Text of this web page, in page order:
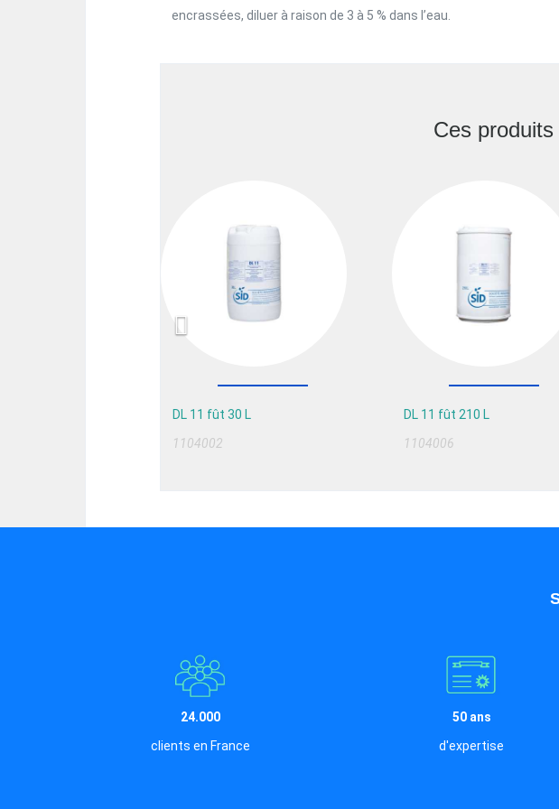
encrassées, diluer à raison de 3 à 5 % dans l’eau.
Ces
DL 11 fût 30 L
1104002
DL 11 fût 210 L
1104006
24.000
clients en France
50 ans
d'expertise